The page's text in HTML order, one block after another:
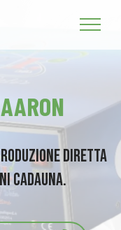
Diretta
cadauna.